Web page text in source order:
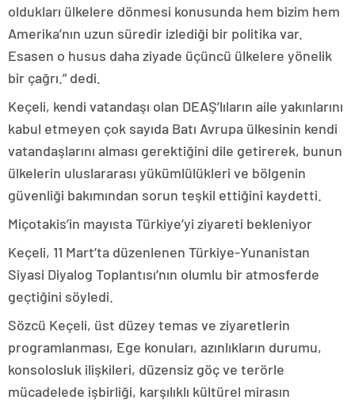
oldukları ülkelere dönmesi konusunda hem bizim hem
Amerika’nın uzun süredir izlediği bir politika var.
Esasen o husus daha ziyade üçüncü ülkelere yönelik
bir çağrı.” dedi.
Keçeli, kendi vatandaşı olan DEAŞ’lıların aile yakınlarını
kabul etmeyen çok sayıda Batı Avrupa ülkesinin kendi
vatandaşlarını alması gerektiğini dile getirerek, bunun
ülkelerin uluslararası yükümlülükleri ve bölgenin
güvenliği bakımından sorun teşkil ettiğini kaydetti.
Miçotakis’in mayısta Türkiye’yi ziyareti bekleniyor
Keçeli, 11 Mart’ta düzenlenen Türkiye-Yunanistan
Siyasi Diyalog Toplantısı’nın olumlu bir atmosferde
geçtiğini söyledi.
Sözcü Keçeli, üst düzey temas ve ziyaretlerin
programlanması, Ege konuları, azınlıkların durumu,
konsolosluk ilişkileri, düzensiz göç ve terörle
mücadelede işbirliği, karşılıklı kültürel mirasın